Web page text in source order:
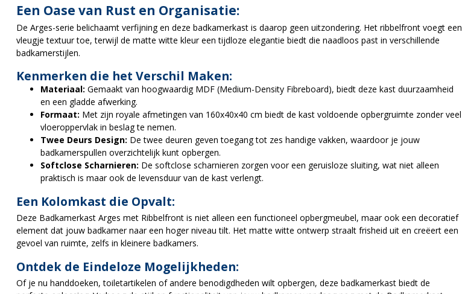
Een Oase van Rust en Organisatie:
De Arges-serie belichaamt verfijning en deze badkamerkast is daarop geen uitzondering. Het ribbelfront voegt een
vleugje textuur toe, terwijl de matte witte kleur een tijdloze elegantie biedt die naadloos past in verschillende
badkamerstijlen.
Kenmerken die het Verschil Maken:
Materiaal: Gemaakt van hoogwaardig MDF (Medium-Density Fibreboard), biedt deze kast duurzaamheid
en een gladde afwerking.
Formaat: Met zijn royale afmetingen van 160x40x40 cm biedt de kast voldoende opbergruimte zonder veel
vloeroppervlak in beslag te nemen.
Twee Deurs Design: De twee deuren geven toegang tot zes handige vakken, waardoor je jouw
badkamerspullen overzichtelijk kunt opbergen.
Softclose Scharnieren: De softclose scharnieren zorgen voor een geruisloze sluiting, wat niet alleen
praktisch is maar ook de levensduur van de kast verlengt.
Een Kolomkast die Opvalt:
Deze Badkamerkast Arges met Ribbelfront is niet alleen een functioneel opbergmeubel, maar ook een decoratief
element dat jouw badkamer naar een hoger niveau tilt. Het matte witte ontwerp straalt frisheid uit en creëert een
gevoel van ruimte, zelfs in kleinere badkamers.
Ontdek de Eindeloze Mogelijkheden:
Of je nu handdoeken, toiletartikelen of andere benodigdheden wilt opbergen, deze badkamerkast biedt de